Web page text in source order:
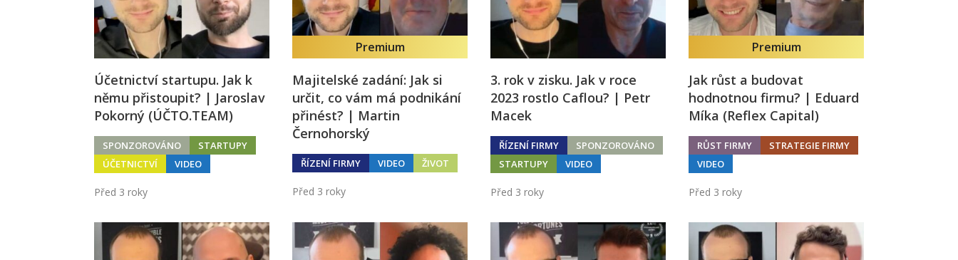
Účetnictví startupu. Jak k
němu přistoupit? | Jaroslav
Pokorný (ÚČTO.TEAM)
SPONZOROVÁNO
STARTUPY
ÚČETNICTVÍ
VIDEO
Před 3 roky
Premium
Majitelské zadání: Jak si
určit, co vám má podnikání
přinést? | Martin
Černohorský
ŘÍZENÍ FIRMY VIDEO ŽIVOT
Před 3 roky
3. rok v zisku. Jak v roce
2023 rostlo Caflou? | Petr
Macek
ŘÍZENÍ FIRMY
SPONZOROVÁNO
STARTUPY
VIDEO
Před 3 roky
Premium
Jak růst a budovat
hodnotnou firmu? | Eduard
Míka (Reflex Capital)
RŮST FIRMY
STRATEGIE FIRMY
VIDEO
Před 3 roky